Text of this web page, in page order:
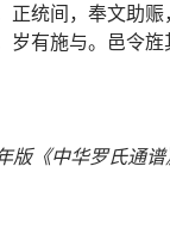
正统间，奉文助
有施与。邑令旌
版《中华罗氏通